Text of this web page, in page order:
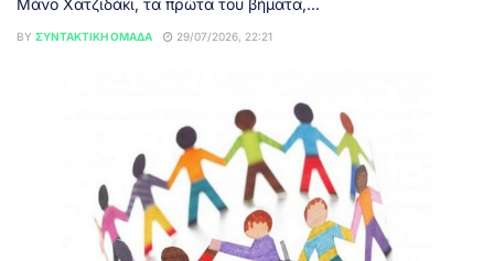
Μάνο Χατζιδάκι, τα πρώτα του βήματα,...
BY ΣΥΝΤΑΚΤΙΚΉ ΟΜΆΔΑ 29/07/2026, 22:21